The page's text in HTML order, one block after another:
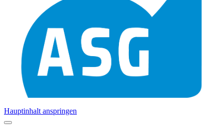
Hauptinhalt anspringen